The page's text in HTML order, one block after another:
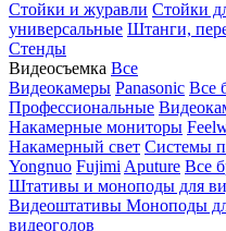
Стойки и журавли Стойки
универсальные Штанги,
Стенды
Видеосъемка Все
Видеокамеры Panasonic Все
Профессиональные
Накамерные мониторы
Накамерный свет Системы
Yongnuo Fujimi Aputure Все
Штативы и моноподы для
Видеоштативы Моноподы
видеоголов